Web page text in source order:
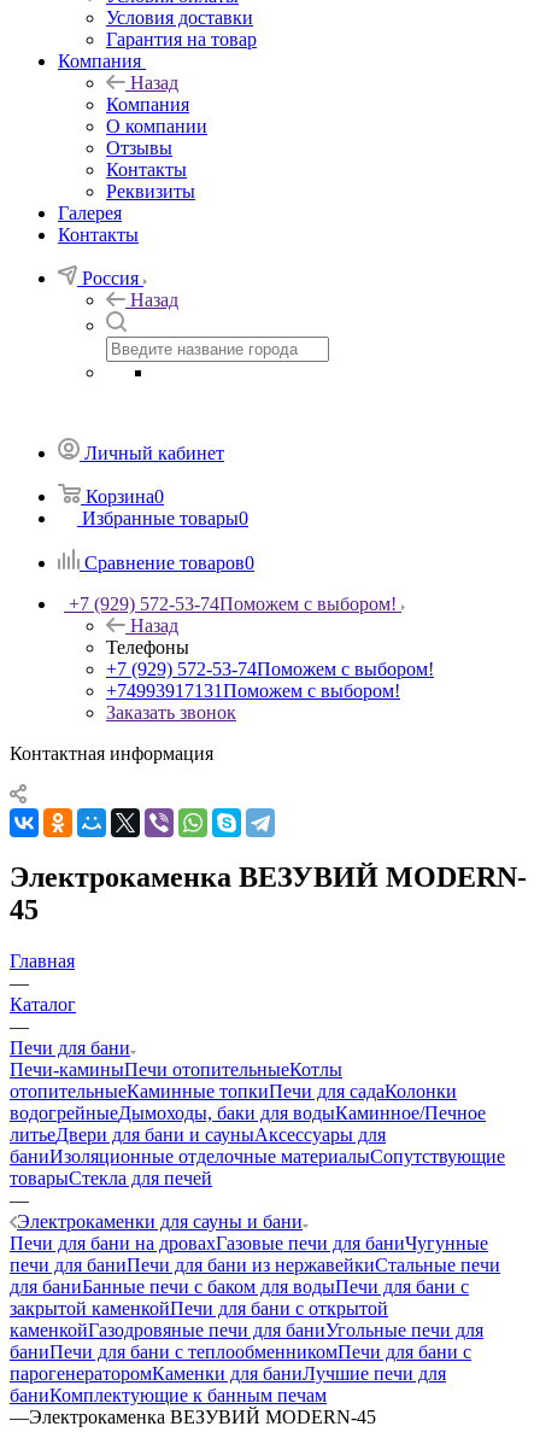
Условия доставки
Гарантия на товар
Компания
Назад
Компания
О компании
Отзывы
Контакты
Реквизиты
Галерея
Контакты
Россия
Назад
Личный кабинет
Корзина0
Избранные товары0
Сравнение товаров0
+7 (929) 572-53-74Поможем с выбором!
Назад
Телефоны
+7 (929) 572-53-74Поможем с выбором!
+74993917131Поможем с выбором!
Заказать звонок
Контактная информация
Электрокаменка ВЕЗУВИЙ MODERN-
45
Главная
—
Каталог
—
Печи для бани
Печи-каминыПечи отопительныеКотлы
отопительныеКаминные топкиПечи для садаКолонки
водогрейныеДымоходы, баки для водыКаминное/Печное
литьеДвери для бани и сауныАксессуары для
баниИзоляционные отделочные материалыСопутствующие
товарыСтекла для печей
—
Электрокаменки для сауны и бани
Печи для бани на дровахГазовые печи для баниЧугунные
печи для баниПечи для бани из нержавейкиСтальные печи
для баниБанные печи с баком для водыПечи для бани с
закрытой каменкойПечи для бани с открытой
каменкойГазодровяные печи для баниУгольные печи для
баниПечи для бани с теплообменникомПечи для бани с
парогенераторомКаменки для баниЛучшие печи для
баниКомплектующие к банным печам
—Электрокаменка ВЕЗУВИЙ MODERN-45